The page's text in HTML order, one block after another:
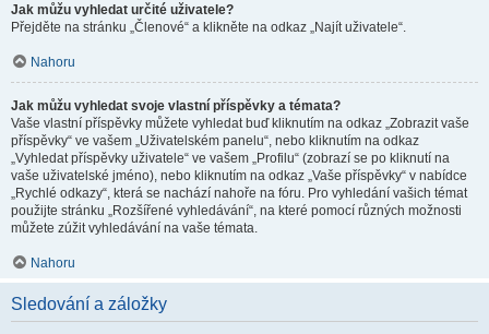
Jak můžu vyhledat určité uživatele?
Přejděte na stránku „Členové“ a klikněte na odkaz „Najít uživatele“.
Nahoru
Jak můžu vyhledat svoje vlastní příspěvky a témata?
Vaše vlastní příspěvky můžete vyhledat buď kliknutím na odkaz „Zobrazit vaše
příspěvky“ ve vašem „Uživatelském panelu“, nebo kliknutím na odkaz
„Vyhledat příspěvky uživatele“ ve vašem „Profilu“ (zobrazí se po kliknutí na
vaše uživatelské jméno), nebo kliknutím na odkaz „Vaše příspěvky“ v nabídce
„Rychlé odkazy“, která se nachází nahoře na fóru. Pro vyhledání vašich témat
použijte stránku „Rozšířené vyhledávání“, na které pomocí různých možnosti
můžete zúžit vyhledávání na vaše témata.
Nahoru
Sledování a záložky